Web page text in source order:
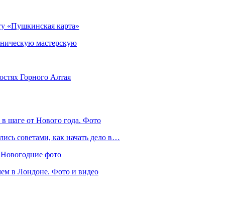
«Пушкинская карта»
мастерскую
Горного Алтая
шаге от Нового года. Фото
советами, как начать дело в…
фото
в Лондоне. Фото и видео